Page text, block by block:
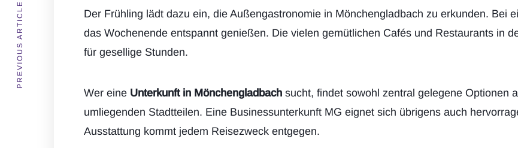
Der Frühling lädt dazu ein, die Außengastronomie in Mönchengladbach zu erkunden. Bei
das Wochenende entspannt genießen. Die vielen gemütlichen Cafés und Restaurants in
für gesellige Stunden.
Wer eine Unterkunft in Mönchengladbach sucht, findet sowohl zentral gelegene Optionen
umliegenden Stadtteilen. Eine Businessunterkunft MG eignet sich übrigens auch
Ausstattung kommt jedem Reisezweck entgegen.
PREVIOUS ARTICLE